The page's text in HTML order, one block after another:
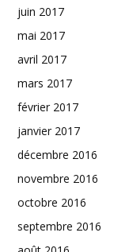
juin 2017
mai 2017
avril 2017
mars 2017
février 2017
janvier 2017
décembre 2016
novembre 2016
octobre 2016
septembre 2016